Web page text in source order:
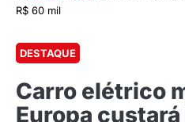
R$ 60 mil
DESTAQUE
Carro elétrico
Europa